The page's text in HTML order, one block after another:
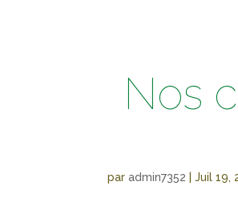
Nos
paradmin7352 |Juil 19,